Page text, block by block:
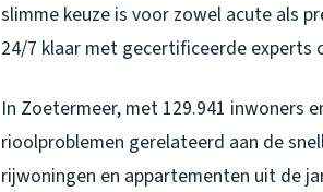
slimme keuze is voor zowel acute als
24/7 klaar met gecertificeerde experts
In Zoetermeer, met 129.941 inwoners
rioolproblemen gerelateerd aan de
rijwoningen en appartementen uit de